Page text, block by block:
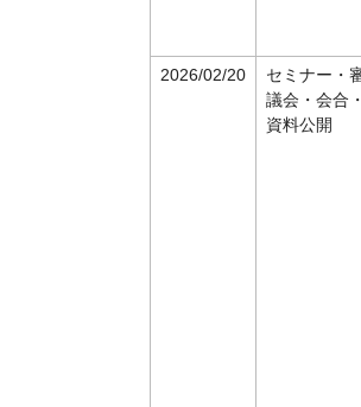
2026/02/20
セミナー・
議会・会合
資料公開